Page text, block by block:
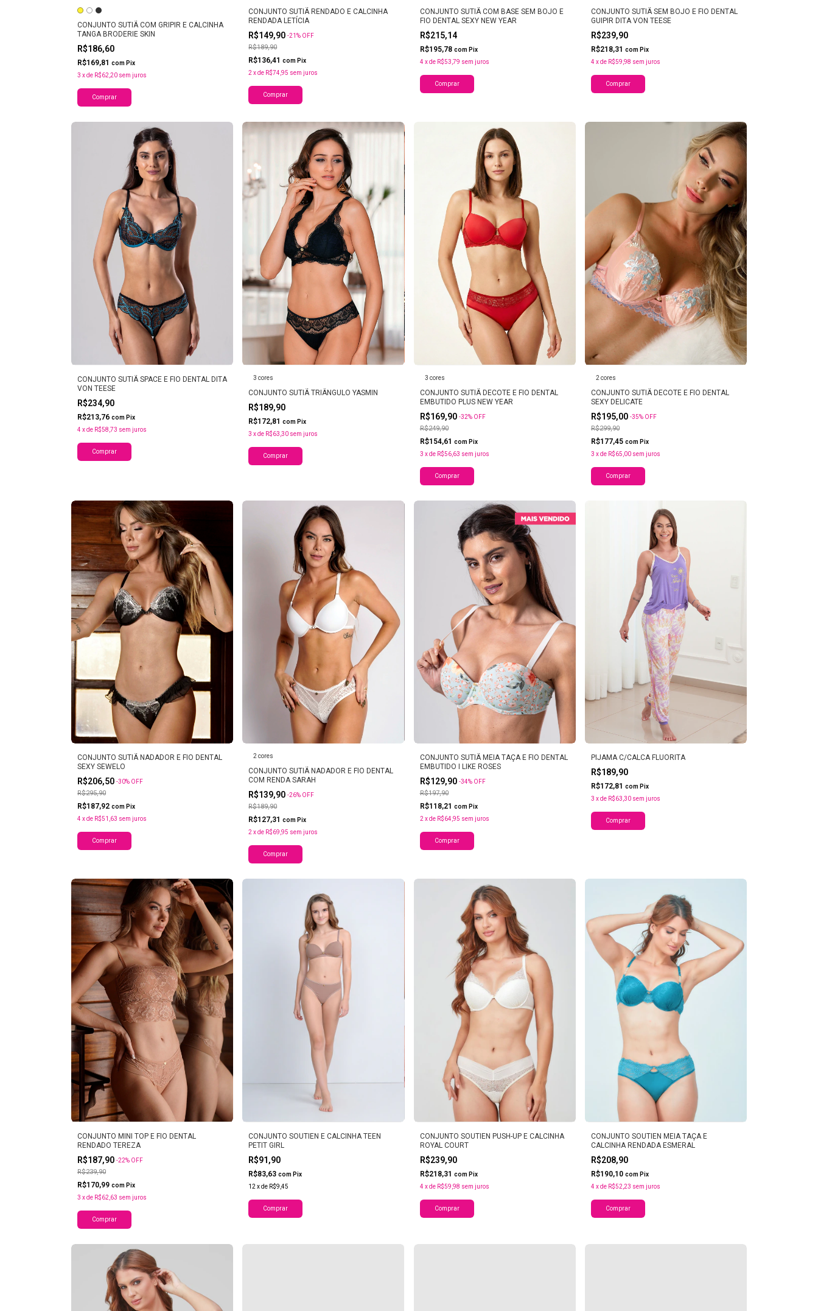
CONJUNTO SUTIÃ COM GRIPIR E CALCINHA
TANGA BRODERIE SKIN
R$186,60
R$169,81 com Pix
3 xde R$62,20 sem juros
Comprar
CONJUNTO SUTIÃ RENDADO E CALCINHA
RENDADA LETÍCIA
R$149,90-21% OFF
R$189,90
R$136,41com Pix
2 xde R$74,95 sem juros
Comprar
CONJUNTO SUTIÃ COM BASE SEM BOJO E
FIO DENTAL SEXY NEW YEAR
R$215,14
R$195,78 com Pix
4 xde R$53,79 sem juros
Comprar
CONJUNTO SUTIÃ SEM BOJO E FIO DENTAL
GUIPIR DITA VON TEESE
R$239,90
R$218,31 com Pix
4 xde R$59,98 sem juros
Comprar
CONJUNTO SUTIÃ SPACE E FIO DENTAL DITA
VON TEESE
R$234,90
R$213,76 com Pix
4 xde R$58,73 sem juros
Comprar
3 cores
CONJUNTO SUTIÃ TRIÂNGULO YASMIN
R$189,90
R$172,81com Pix
3 xde R$63,30 sem juros
Comprar
3 cores
CONJUNTO SUTIÃ DECOTE E FIO DENTAL
EMBUTIDO PLUS NEW YEAR
R$169,90 -32% OFF
R$249,90
R$154,61 com Pix
3 xde R$56,63 sem juros
Comprar
2 cores
CONJUNTO SUTIÃ DECOTE E FIO DENTAL
SEXY DELICATE
R$195,00 -35% OFF
R$299,90
R$177,45 com Pix
3 xde R$65,00 sem juros
Comprar
CONJUNTO SUTIÃ NADADOR E FIO DENTAL
SEXY SEWELO
R$206,50 -30% OFF
R$295,90
R$187,92 com Pix
4 xde R$51,63 sem juros
Comprar
2 cores
CONJUNTO SUTIÃ NADADOR E FIO DENTAL
COM RENDA SARAH
R$139,90-26% OFF
R$189,90
R$127,31com Pix
2 xde R$69,95 sem juros
Comprar
CONJUNTO SUTIÃ MEIA TAÇA E FIO DENTAL
EMBUTIDO I LIKE ROSES
R$129,90 -34% OFF
R$197,90
R$118,21 com Pix
2 xde R$64,95 sem juros
Comprar
PIJAMA C/CALCA FLUORITA
R$189,90
R$172,81 com Pix
3 xde R$63,30 sem juros
Comprar
CONJUNTO MINI TOP E FIO DENTAL
RENDADO TEREZA
R$187,90 -22% OFF
R$239,90
R$170,99 com Pix
3 xde R$62,63 sem juros
Comprar
CONJUNTO SOUTIEN E CALCINHA TEEN
PETIT GIRL
R$91,90
R$83,63com Pix
12 xde R$9,45
Comprar
CONJUNTO SOUTIEN PUSH-UP E CALCINHA
ROYAL COURT
R$239,90
R$218,31 com Pix
4 xde R$59,98 sem juros
Comprar
CONJUNTO SOUTIEN MEIA TAÇA E
CALCINHA RENDADA ESMERAL
R$208,90
R$190,10 com Pix
4 xde R$52,23 sem juros
Comprar